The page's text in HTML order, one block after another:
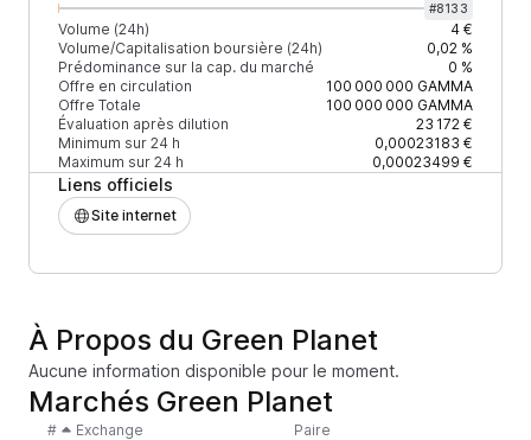
#8133
Volume (24h)
4 €
Volume/Capitalisation boursière (24h)
0,02 %
Prédominance sur la cap. du marché
0 %
Offre en circulation
100 000 000 GAMMA
Offre Totale
100 000 000 GAMMA
Évaluation après dilution
23 172 €
Minimum sur 24 h
0,00023183 €
Maximum sur 24 h
0,00023499 €
Liens officiels
Site internet
À Propos du Green Planet
Aucune information disponible pour le moment.
Marchés Green Planet
# Exchange Paire